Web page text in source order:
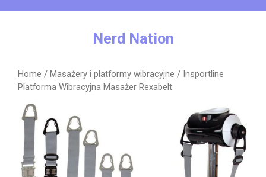
Nerd Nation
Home / Masażery i platformy wibracyjne / Insportline
Platforma Wibracyjna Masażer Rexabelt